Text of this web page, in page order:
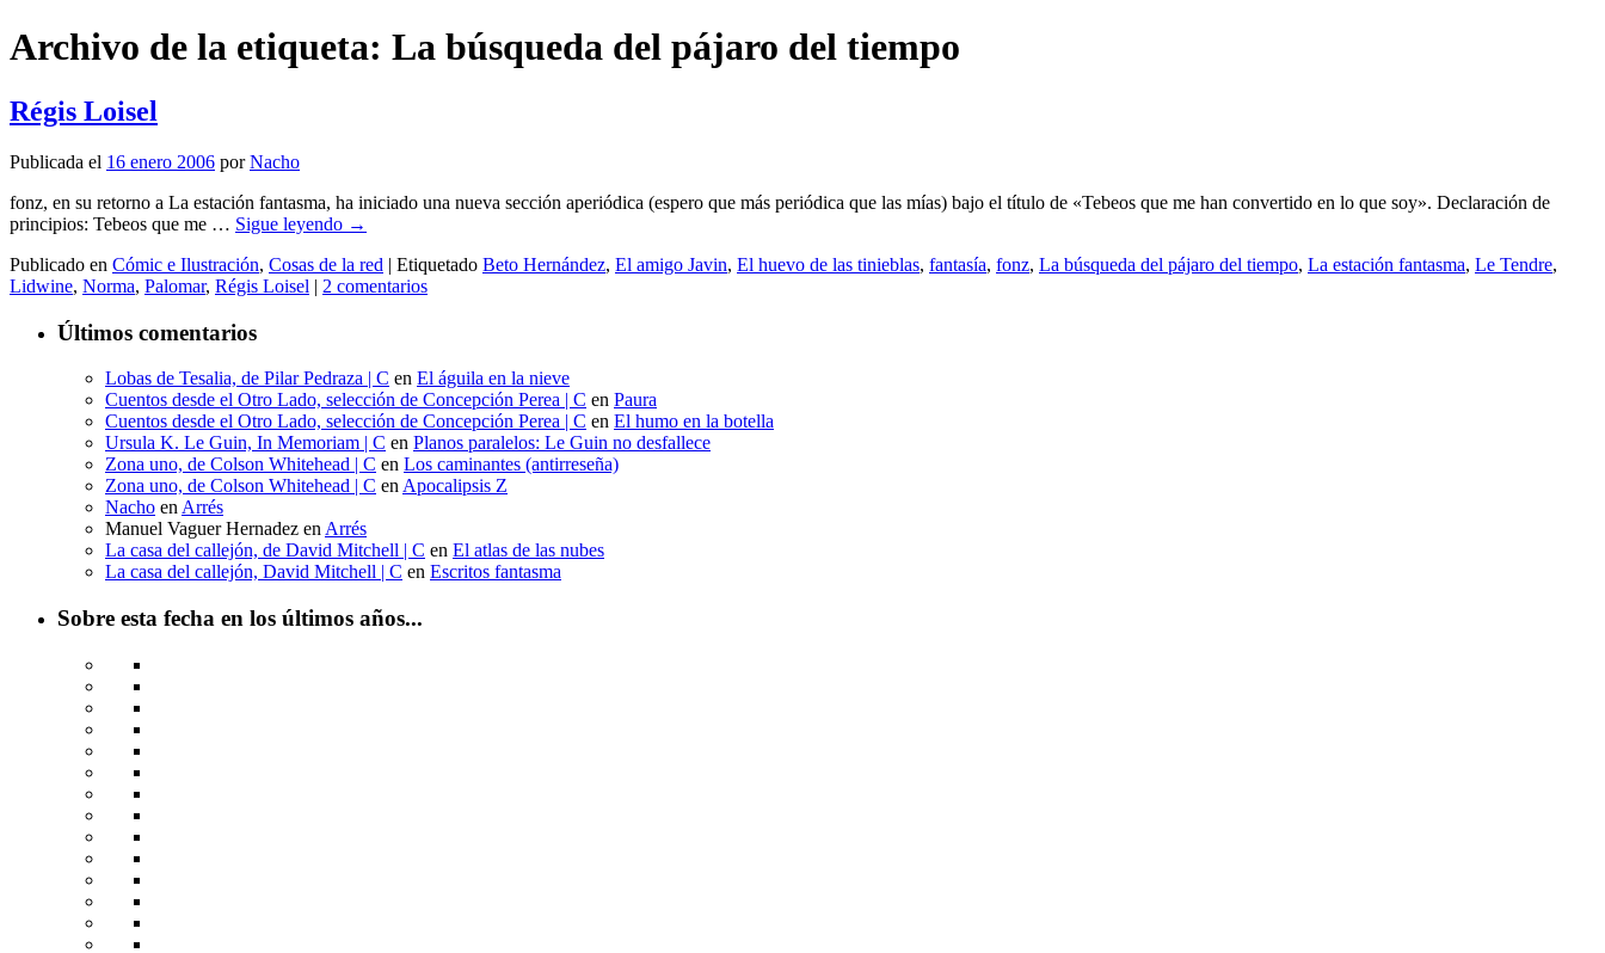
Archivo de la etiqueta: La búsqueda del pájaro del tiempo
Régis Loisel
Publicada el 16 enero 2006 por Nacho
fonz, en su retorno a La estación fantasma, ha iniciado una nueva sección aperiódica (espero que más periódica que las mías) bajo el título de «Tebeos que me han convertido en lo que soy». Declaración de
principios: Tebeos que me … Sigue leyendo →
Publicado en Cómic e Ilustración, Cosas de la red | Etiquetado Beto Hernández, El amigo Javin, El huevo de las tinieblas, fantasía, fonz, La búsqueda del pájaro del tiempo, La estación fantasma, Le Tendre,
Lidwine, Norma, Palomar, Régis Loisel | 2 comentarios
Últimos comentarios
Lobas de Tesalia, de Pilar Pedraza | C en El águila en la nieve
Cuentos desde el Otro Lado, selección de Concepción Perea | C en Paura
Cuentos desde el Otro Lado, selección de Concepción Perea | C en El humo en la botella
Ursula K. Le Guin, In Memoriam | C en Planos paralelos: Le Guin no desfallece
Zona uno, de Colson Whitehead | C en Los caminantes (antirreseña)
Zona uno, de Colson Whitehead | C en Apocalipsis Z
Nacho en Arrés
Manuel Vaguer Hernadez en Arrés
La casa del callejón, de David Mitchell | C en El atlas de las nubes
La casa del callejón, David Mitchell | C en Escritos fantasma
Sobre esta fecha en los últimos años...